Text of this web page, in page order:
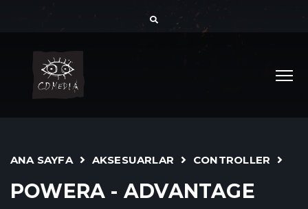
ANA SAYFA AKSESUARLAR CONTROLLER
POWERA - ADVANTAGE